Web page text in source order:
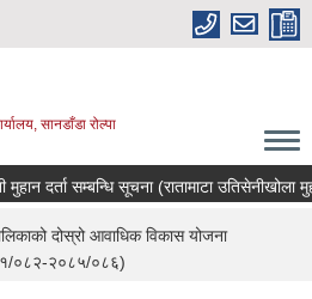
सानडाँडा रोल्पा
दर्ता सम्बन्धि सूचना (रातामाटा उतिसेनीखोला मुहान)
दोस्रो आवाधिक विकास योजना
०८२-२०८५/०८६)